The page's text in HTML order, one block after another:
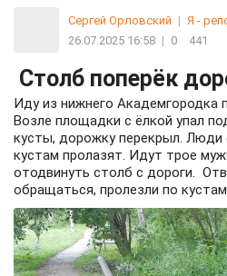
Сергей Орловский | Я -
26.07.2025 16:58 | 0 441
Столб поперёк
Иду из нижнего Академгородка
Возле площадки с ёлкой упал
кусты, дорожку перекрыл. Люди
кустам пролазят. Идут трое
отодвинуть столб с дороги.
обращаться, пролезли по кустам